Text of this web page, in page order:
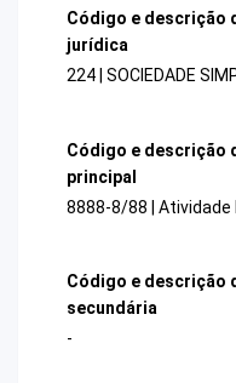
Código e descrição
jurídica
224 | SOCIEDADE
Código e descrição
principal
8888-8/88 |
Código e descrição
secundária
-